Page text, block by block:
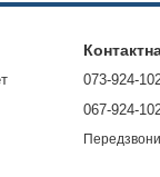
073-924-
067-924-